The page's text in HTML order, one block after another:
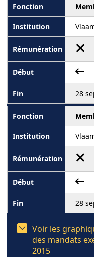
28
28
Voir les
des mandats
2015